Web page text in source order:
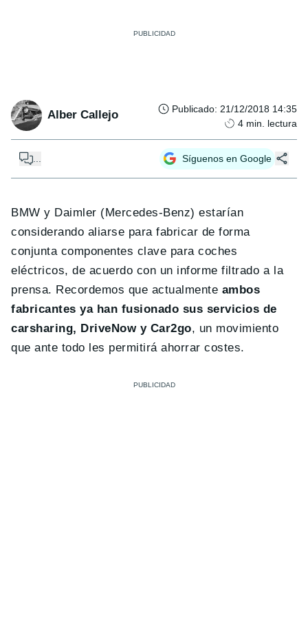
Alber Callejo Publicado: 21/12/2018 14:35
4 min. lectura
Síguenos en Google
BMW y Daimler (Mercedes-Benz) estarían
considerando aliarse para fabricar de forma
conjunta componentes clave para coches
eléctricos, de acuerdo con un informe filtrado a la
prensa. Recordemos que actualmente ambos
fabricantes ya han fusionado sus servicios de
carsharing, DriveNow y Car2go, un movimiento
que ante todo les permitirá ahorrar costes.